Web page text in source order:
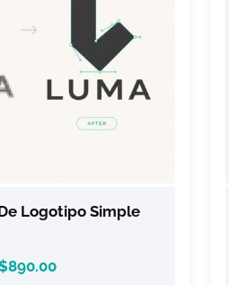
Logotipo Simple
890.00